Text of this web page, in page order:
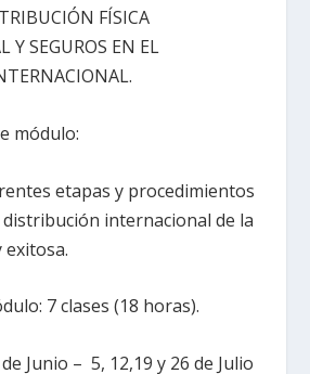
FÍSICA
Y SEGUROS EN EL
módulo:
etapas y procedimientos
internacional de la
7 clases (18 horas).
Junio – 5, 12,19 y 26 de Julio